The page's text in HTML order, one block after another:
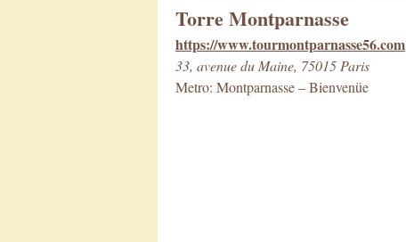
Torre Montparnasse
https://www.tourmontparnasse56.com
33, avenue du Maine, 75015 Paris
Metro: Montparnasse – Bienvenüe